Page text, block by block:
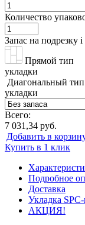
Количество
Запас на подрезку i
Прямой тип
укладки
Диагональный тип
укладки
Всего:
7 031,34 руб.
Добавить в
Купить в 1 клик
Подробное
Доставка
Укладка
АКЦИЯ!